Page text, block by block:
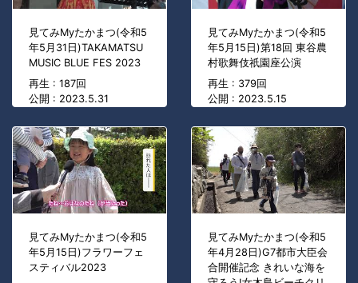
見てみMyたかまつ(令和5
年5月31日)TAKAMATSU
MUSIC BLUE FES 2023
再生 : 187回
公開 : 2023.5.31
見てみMyたかまつ(令和5
年5月15日)第18回 東谷農
村歌舞伎祇園座公演
再生 : 379回
公開 : 2023.5.15
見てみMyたかまつ(令和5
年5月15日)フラワーフェ
スティバル2023
見てみMyたかまつ(令和5
年4月28日)G7都市大臣会
合開催記念 きれいな海を